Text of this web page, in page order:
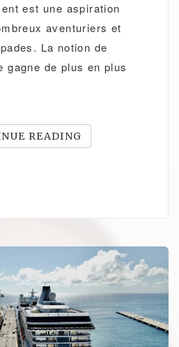
est une aspiration
aventuriers et
La notion de
gagne de plus en plus
READING